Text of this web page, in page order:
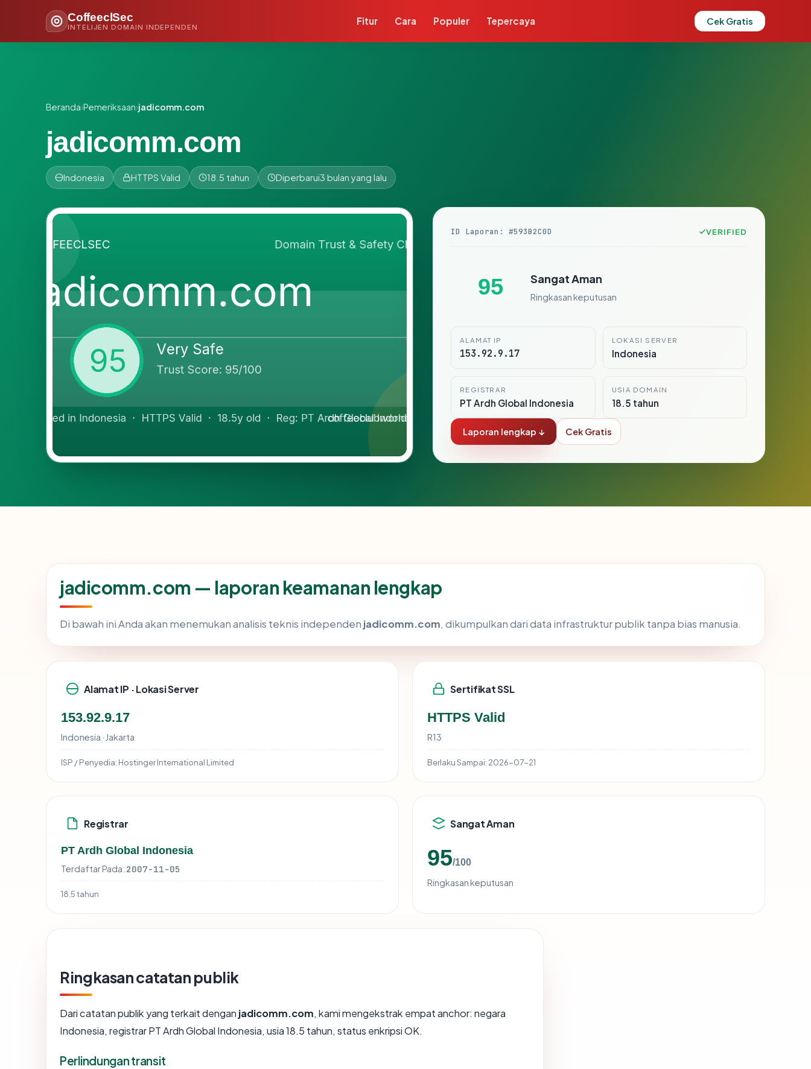
CoffeeclSec
INTELIJEN DOMAIN INDEPENDEN
Fitur Cara Populer Tepercaya Cek Gratis
Beranda›Pemeriksaan›jadicomm.com
jadicomm.com
Indonesia HTTPS Valid 18.5 tahun Diperbarui3 bulan yang lalu
ID Laporan: #593B2C0D VERIFIED
95 Sangat Aman
Ringkasan keputusan
ALAMAT IP
153.92.9.17
LOKASI SERVER
Indonesia
REGISTRAR
PT Ardh Global Indonesia
USIA DOMAIN
18.5 tahun
Laporan lengkap ↓ Cek Gratis
jadicomm.com — laporan keamanan lengkap
Di bawah ini Anda akan menemukan analisis teknis independen jadicomm.com, dikumpulkan dari data infrastruktur publik tanpa bias manusia.
Alamat IP · Lokasi Server
153.92.9.17
Indonesia · Jakarta
ISP / Penyedia: Hostinger International Limited
Sertifikat SSL
HTTPS Valid
R13
Berlaku Sampai: 2026-07-21
Registrar
PT Ardh Global Indonesia
Terdaftar Pada: 2007-11-05
18.5 tahun
Sangat Aman
95/100
Ringkasan keputusan
Ringkasan catatan publik
Dari catatan publik yang terkait dengan jadicomm.com, kami mengekstrak empat anchor: negara
Indonesia, registrar PT Ardh Global Indonesia, usia 18.5 tahun, status enkripsi OK.
Perlindungan transit